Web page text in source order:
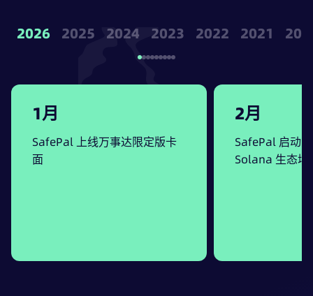
2026 2025 2024 2023 2022 2021
1月
SafePal 上线万事达限定版卡
面
2月
SafePal 启动
Solana 生态增